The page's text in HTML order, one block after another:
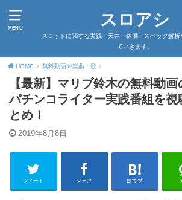
MENU スロアシ
スロットに関する実践・天井・稼働・スペック解析
ていきます。
HOME 無料動画や楽曲・歌
【最新】マリブ鈴木の無料動画
パチンコライター実践番組を視
とめ！
2019年8月8日
ツイート シェア はてブ